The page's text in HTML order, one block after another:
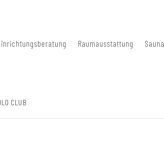
Raumausstattung Sauna
CLUB